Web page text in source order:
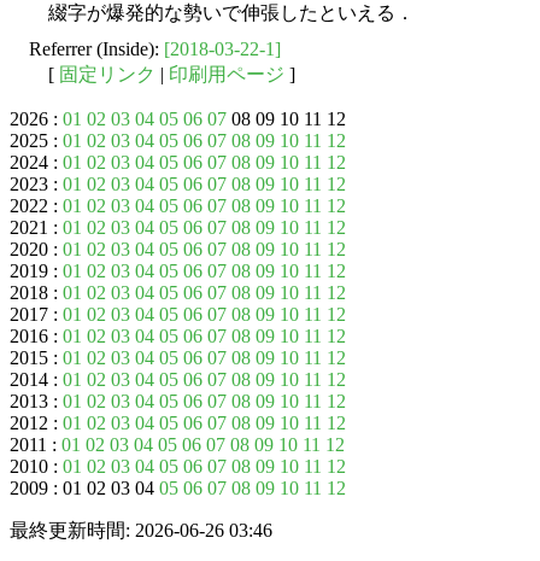
綴字が爆発的な勢いで伸張したといえる．
Referrer (Inside): [2018-03-22-1]
[ 固定リンク | 印刷用ページ ]
2026 : 01 02 03 04 05 06 07 08 09 10 11 12
2025 : 01 02 03 04 05 06 07 08 09 10 11 12
2024 : 01 02 03 04 05 06 07 08 09 10 11 12
2023 : 01 02 03 04 05 06 07 08 09 10 11 12
2022 : 01 02 03 04 05 06 07 08 09 10 11 12
2021 : 01 02 03 04 05 06 07 08 09 10 11 12
2020 : 01 02 03 04 05 06 07 08 09 10 11 12
2019 : 01 02 03 04 05 06 07 08 09 10 11 12
2018 : 01 02 03 04 05 06 07 08 09 10 11 12
2017 : 01 02 03 04 05 06 07 08 09 10 11 12
2016 : 01 02 03 04 05 06 07 08 09 10 11 12
2015 : 01 02 03 04 05 06 07 08 09 10 11 12
2014 : 01 02 03 04 05 06 07 08 09 10 11 12
2013 : 01 02 03 04 05 06 07 08 09 10 11 12
2012 : 01 02 03 04 05 06 07 08 09 10 11 12
2011 : 01 02 03 04 05 06 07 08 09 10 11 12
2010 : 01 02 03 04 05 06 07 08 09 10 11 12
2009 : 01 02 03 04 05 06 07 08 09 10 11 12
最終更新時間: 2026-06-26 03:46